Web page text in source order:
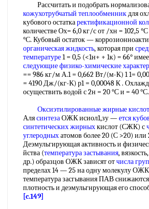
Рассчитать и подобрать
кожухотрубчатый теплообменникдля
кубового остаткаректификационной
количестве Ох= 6,0 кг/с от /хн = 102,5
°С. Кубовый остаток —
органическая жидкость, которая при
температуре1 = 0,5 (<1н+ + 1к) = 66°
следующиефизико-химические
== 986 кг/м А.1 = 0,662 Вт/(м-К) 1 1=
= 4190 Дж/(кг-К) р1 = 0,00048 К .
осуществить водой с 2н = 20 °С и = 40 °С.
Оксиэтилированныежирные
АлясинтезаОЖК исиол1,зу —ется
синтетических жирныхкислот (СЖК) с
углеродныхатомов более 20 (С >20) или
Деэмульгирующая активность и
йства (температура застывания,
др.) образцов ОЖК зависят отчисла
пределах 14 — 25 на одну молекулу
температура засгывания ПАВ
плотность и деэмульгнрующая его
[c.149]